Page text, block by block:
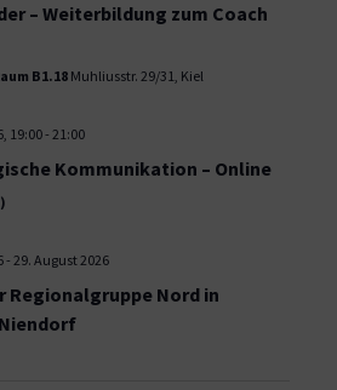
– Weiterbildung zum Coach
B1.18 Muhliusstr. 29/31, Kiel
19:00- 21:00
Kommunikation – Online
- 29. August 2026
Regionalgruppe Nord in